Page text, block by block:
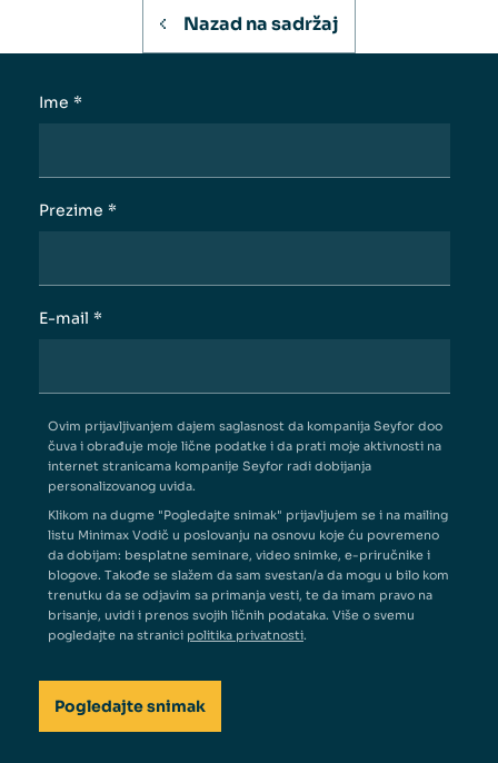
Nazad na sadržaj
Ime *
Prezime *
E-mail *
Ovim prijavljivanjem dajem saglasnost da kompanija Seyfor doo
čuva i obrađuje moje lične podatke i da prati moje aktivnosti na
internet stranicama kompanije Seyfor radi dobijanja
personalizovanog uvida.
Klikom na dugme "Pogledajte snimak" prijavljujem se i na mailing
listu Minimax Vodič u poslovanju na osnovu koje ću povremeno
da dobijam: besplatne seminare, video snimke, e-priručnike i
blogove. Takođe se slažem da sam svestan/a da mogu u bilo kom
trenutku da se odjavim sa primanja vesti, te da imam pravo na
brisanje, uvidi i prenos svojih ličnih podataka. Više o svemu
pogledajte na stranici politika privatnosti.